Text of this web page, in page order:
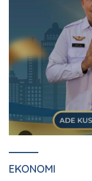
EKONOMI